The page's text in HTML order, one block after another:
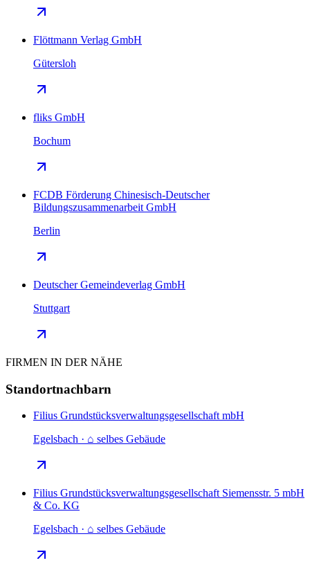
Flöttmann Verlag GmbH
Gütersloh
fliks GmbH
Bochum
FCDB Förderung Chinesisch-Deutscher
Bildungszusammenarbeit GmbH
Berlin
Deutscher Gemeindeverlag GmbH
Stuttgart
FIRMEN IN DER NÄHE
Standortnachbarn
Filius Grundstücksverwaltungsgesellschaft mbH
Egelsbach · ⌂ selbes Gebäude
Filius Grundstücksverwaltungsgesellschaft Siemensstr. 5 mbH
& Co. KG
Egelsbach · ⌂ selbes Gebäude